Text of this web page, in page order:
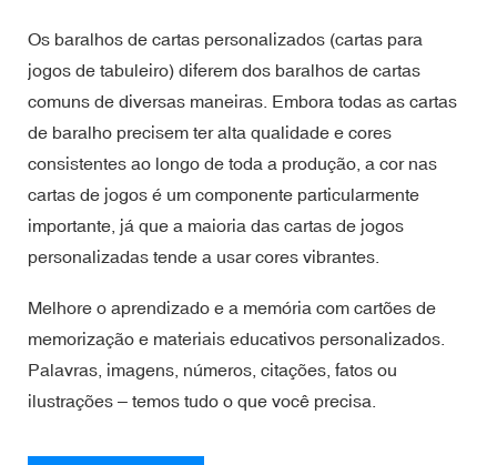
Os baralhos de cartas personalizados (cartas para
jogos de tabuleiro) diferem dos baralhos de cartas
comuns de diversas maneiras. Embora todas as cartas
de baralho precisem ter alta qualidade e cores
consistentes ao longo de toda a produção, a cor nas
cartas de jogos é um componente particularmente
importante, já que a maioria das cartas de jogos
personalizadas tende a usar cores vibrantes.
Melhore o aprendizado e a memória com cartões de
memorização e materiais educativos personalizados.
Palavras, imagens, números, citações, fatos ou
ilustrações – temos tudo o que você precisa.